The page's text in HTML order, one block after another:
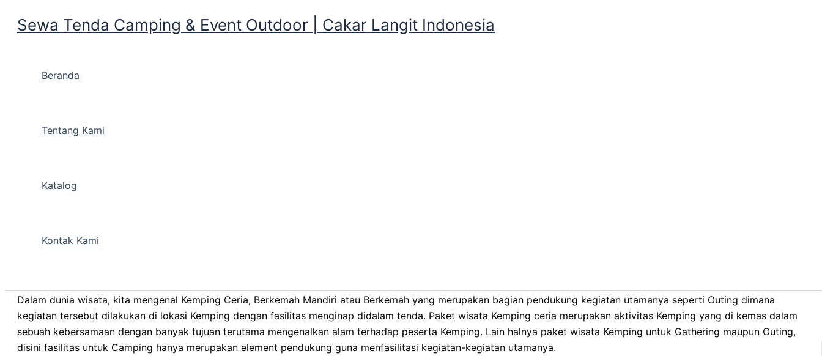
Sewa Tenda Camping & Event Outdoor | Cakar Langit Indonesia
Beranda
Tentang Kami
Katalog
Kontak Kami
Kalian Mau bikin Acara Jambore Gak punya Tenda Kemah sewa ke Cakarlangit
ByCakarlangit Indonesia
Dalam dunia wisata, kita mengenal Kemping Ceria, Berkemah Mandiri atau Berkemah yang merupakan bagian pendukung kegiatan utamanya seperti Outing dimana
kegiatan tersebut dilakukan di lokasi Kemping dengan fasilitas menginap didalam tenda. Paket wisata Kemping ceria merupakan aktivitas Kemping yang di kemas dalam
sebuah kebersamaan dengan banyak tujuan terutama mengenalkan alam terhadap peserta Kemping. Lain halnya paket wisata Kemping untuk Gathering maupun Outing,
disini fasilitas untuk Camping hanya merupakan element pendukung guna menfasilitasi kegiatan-kegiatan utamanya.